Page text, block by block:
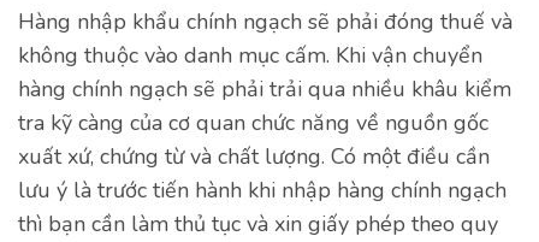
Hàng nhập khẩu chính ngạch sẽ phải đóng thuế và
không thuộc vào danh mục cấm. Khi vận chuyển
hàng chính ngạch sẽ phải trải qua nhiều khâu kiểm
tra kỹ càng của cơ quan chức năng về nguồn gốc
xuất xứ, chứng từ và chất lượng. Có một điều cần
lưu ý là trước tiến hành khi nhập hàng chính ngạch
thì bạn cần làm thủ tục và xin giấy phép theo quy